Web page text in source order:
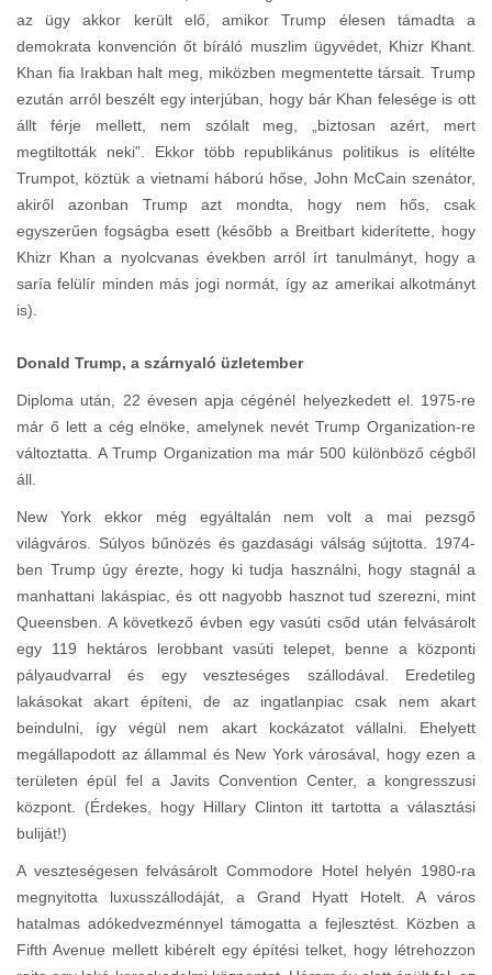
az ügy akkor került elő, amikor Trump élesen támadta a
demokrata konvención őt bíráló muszlim ügyvédet, Khizr Khant.
Khan fia Irakban halt meg, miközben megmentette társait. Trump
ezután arról beszélt egy interjúban, hogy bár Khan felesége is ott
állt férje mellett, nem szólalt meg, „biztosan azért, mert
megtiltották neki”. Ekkor több republikánus politikus is elítélte
Trumpot, köztük a vietnami háború hőse, John McCain szenátor,
akiről azonban Trump azt mondta, hogy nem hős, csak
egyszerűen fogságba esett (később a Breitbart kiderítette, hogy
Khizr Khan a nyolcvanas években arról írt tanulmányt, hogy a
saría felülír minden más jogi normát, így az amerikai alkotmányt
is).
Donald Trump, a szárnyaló üzletember
Diploma után, 22 évesen apja cégénél helyezkedett el. 1975-re
már ő lett a cég elnöke, amelynek nevét Trump Organization-re
változtatta. A Trump Organization ma már 500 különböző cégből
áll.
New York ekkor még egyáltalán nem volt a mai pezsgő
világváros. Súlyos bűnözés és gazdasági válság sújtotta. 1974-
ben Trump úgy érezte, hogy ki tudja használni, hogy stagnál a
manhattani lakáspiac, és ott nagyobb hasznot tud szerezni, mint
Queensben. A következő évben egy vasúti csőd után felvásárolt
egy 119 hektáros lerobbant vasúti telepet, benne a központi
pályaudvarral és egy veszteséges szállodával. Eredetileg
lakásokat akart építeni, de az ingatlanpiac csak nem akart
beindulni, így végül nem akart kockázatot vállalni. Ehelyett
megállapodott az állammal és New York városával, hogy ezen a
területen épül fel a Javits Convention Center, a kongresszusi
központ. (Érdekes, hogy Hillary Clinton itt tartotta a választási
buliját!)
A veszteségesen felvásárolt Commodore Hotel helyén 1980-ra
megnyitotta luxusszállodáját, a Grand Hyatt Hotelt. A város
hatalmas adókedvezménnyel támogatta a fejlesztést. Közben a
Fifth Avenue mellett kibérelt egy építési telket, hogy létrehozzon